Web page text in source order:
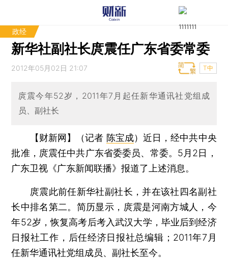
政经
新华社副社长庹震任广东省委常委
2012年05月02日 21:07 T中
庹震今年52岁，2011年7月起任新华通讯社党组成
员、副社长
【财新网】（记者 陈宝成） 近日，经中共中央
批准，庹震任中共广东省委委员、常委。5月2日，
广东卫视《广东新闻联播》报道了上述消息。
庹震此前任新华社副社长，并在该社四名副社
长中排名第二。简历显示，庹震是河南方城人，今
年52岁，恢复高考后考入武汉大学，毕业后到经济
日报社工作，后任经济日报社总编辑；2011年7月
任新华通讯社党组成员、副社长至今。